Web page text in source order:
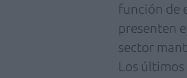
función de
presenten
sector
Los